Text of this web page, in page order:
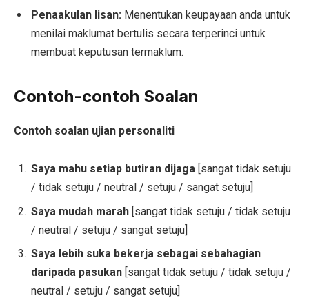
Penaakulan lisan: Menentukan keupayaan anda untuk
menilai maklumat bertulis secara terperinci untuk
membuat keputusan termaklum.
Contoh-contoh Soalan
Contoh soalan ujian personaliti
Saya mahu setiap butiran dijaga [sangat tidak setuju
/ tidak setuju / neutral / setuju / sangat setuju]
Saya mudah marah [sangat tidak setuju / tidak setuju
/ neutral / setuju / sangat setuju]
Saya lebih suka bekerja sebagai sebahagian
daripada pasukan [sangat tidak setuju / tidak setuju /
neutral / setuju / sangat setuju]